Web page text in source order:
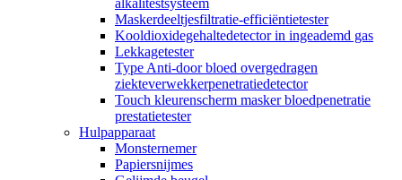
alkalitestsysteem
Maskerdeeltjesfiltratie-efficiëntietester
Kooldioxidegehaltedetector in ingeademd gas
Lekkagetester
Type Anti-door bloed overgedragen
ziekteverwekkerpenetratiedetector
Touch kleurenscherm masker bloedpenetratie
prestatietester
Hulpapparaat
Monsternemer
Papiersnijmes